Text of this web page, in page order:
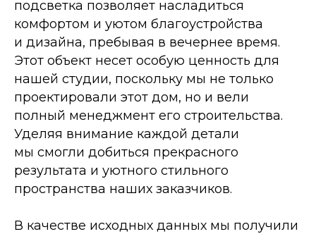
подсветка позволяет насладиться
комфортом и уютом благоустройства
и дизайна, пребывая в вечернее время.
Этот объект несет особую ценность для
нашей студии, поскольку мы не только
проектировали этот дом, но и вели
полный менеджмент его строительства.
Уделяя внимание каждой детали
мы смогли добиться прекрасного
результата и уютного стильного
пространства наших заказчиков.
В качестве исходных данных мы получили